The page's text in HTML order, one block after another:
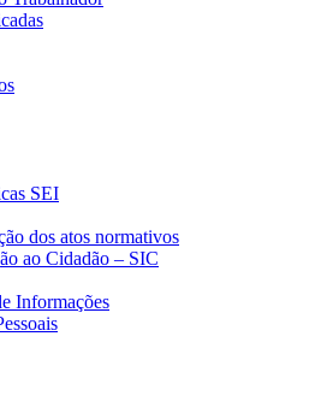
SEI
dos atos normativos
ao Cidadão – SIC
Informações